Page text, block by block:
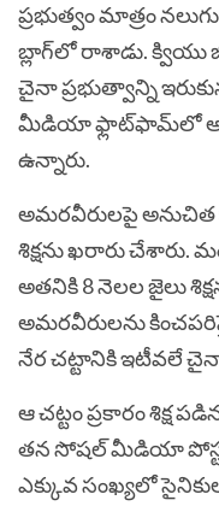
ప్ర‌భుత్వం మాత్రం
బ్లాగ్‌లో రాశాడు. క్వియు
చైనా ప్ర‌భుత్వాన్ని
మీడియా ఫ్లాట్‌ఫామ్‌లో
ఉన్నారు.
అమ‌ర‌వీరుల‌పై అనుచిత
శిక్ష‌ను ఖ‌రారు చేశారు.
అత‌నికి 8 నెల‌ల జైలు
అమ‌ర‌వీరుల‌ను
నేర చ‌ట్టానికి ఇటీవ‌లే
ఆ చ‌ట్టం ప్ర‌కారం శిక్ష
త‌న సోష‌ల్ మీడియా
ఎక్కువ సంఖ్య‌లో